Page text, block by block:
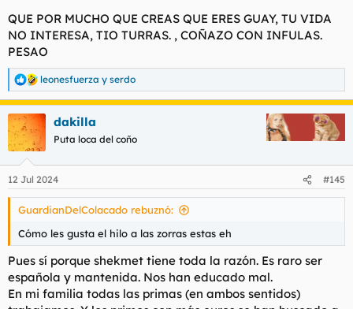
QUE POR MUCHO QUE CREAS QUE ERES GUAY, TU VIDA
NO INTERESA, TIO TURRAS. , COÑAZO CON INFULAS.
PESAO
R
e
a
c
c
i
e
s
leonesfuerza y serdo
dakilla
Puta loca del coño
12 Jul 2024 #145
GuardianDelColacado rebuznó:
Cómo les gusta el hilo a las zorras estas eh
Pues sí porque shekmet tiene toda la razón. Es raro ser
española y mantenida. Nos han educado mal.
En mi familia todas las primas (en ambos sentidos)